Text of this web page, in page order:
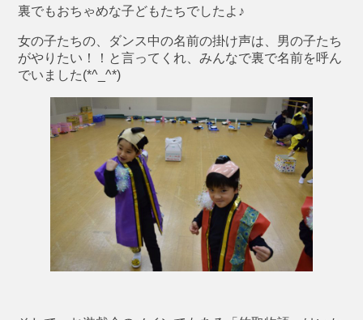
裏でもおちゃめな子どもたちでしたよ♪
女の子たちの、ダンス中の名前の掛け声は、男の子たち
がやりたい！！と言ってくれ、みんなで裏で名前を呼ん
でいました(*^_^*)